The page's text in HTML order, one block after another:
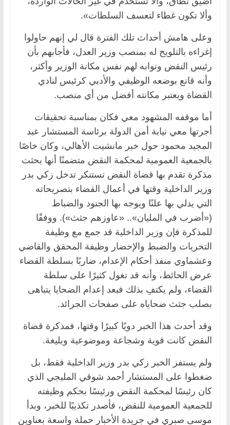
وألا تكون غطاء لتعسف السلطات».
وعلى هامش أحداث تلك الفترة قال لي إنهم حاولوا
إغراءه بالتلويح له بمنصب وزير العدل، فأجابهم بأن
رئيس النقض ونوابه لهم نفس مكانة الوزير وأكثر،
وأنه قانع بوضعه الوظيفي والأدبي كرئيس لنادي
القضاة ويعتبر مكانته أفضل من أي منصب.
أما موقفه المشهود معي فكان بمناسبة تحقيقات
أجرتها معي نيابة أمن الدولة برئاسة المستشار عبد
المجيد محمود حول خبر مانشيت الأهالي، وكان خاصًا
بالجمعية العمومية لمحكمة النقض متضمنًا أنها بحثت
مذكرة تقدم بها قضاة النقض تستنكر تدخل زكي بدر
وزير الداخلية وقتها في أعمال القضاء بتصريحاته
التي يدلي بها علنًا ويوجه بها الجنود والضباط
(«أضرب في المليان».. «عاوزهم جثث»). ووفقًا
للمذكرة فإن وزير الداخلية قد جمع مع وظيفة
التحريات والضبط والإحضار وظيفة المحقق والقاضي
وعشماوي منفذ أحكام الإعدام، ضاربًا بسلطة القضاء
عرض الحائط، وأنه قد تغول كثيرًا على سلطة
القضاء، ولم يكتفِ بذلك فبعد إعدام الضحايا يتباهى
بصلب جثث ضحاياه على صفحات الجرائد.
وقد أحدث هذا الخبر دويًا كبيرًا وقتها، فمذكرة قضاة
النقض كانت قوية وشجاعة وموضوعية وبليغة.
ولم يستفز الخبر زكي بدر وزير الداخلية فقط، بل
ضغطوا على المستشار أحمد شوقي المليجي الذي
كان رئيسًا لمحكمة النقض ورئيسًا بحكم وظيفته
للجمعية العمومية للنقض، فأصدر تكذيبًا للخبر، وبدأ
موسى صبري في جريدة الأخبار حملة واسعة بعناوين